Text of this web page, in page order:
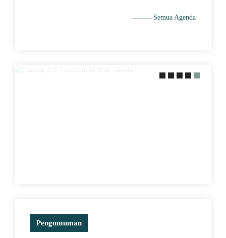
Semua Agenda
Pengumuman